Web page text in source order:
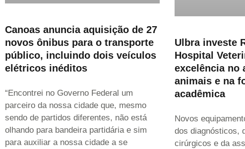
Canoas anuncia aquisição de 27
novos ônibus para o transporte
público, incluindo dois veículos
elétricos inéditos
“Encontrei no Governo Federal um
parceiro da nossa cidade que, mesmo
sendo de partidos diferentes, não está
olhando para bandeira partidária e sim
para auxiliar a nossa cidade a se
Ulbra investe
Hospital
excelência no
animais e na
acadêmica
Novos
dos diagnósticos,
cirúrgicos e da